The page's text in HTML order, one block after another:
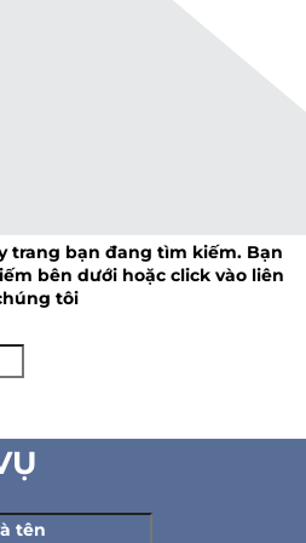
trang bạn đang tìm kiếm. Bạn
bên dưới hoặc click vào liên
tôi